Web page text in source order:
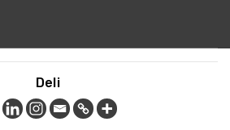
Deli